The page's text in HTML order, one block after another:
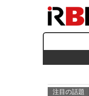
注目の話題